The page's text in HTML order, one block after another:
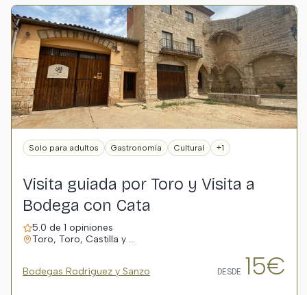
Solo para adultos Gastronomía Cultural +1
Visita guiada por Toro y Visita a
Bodega con Cata
5.0 de 1 opiniones
Toro, Toro, Castilla y …
Bodegas Rodríguez y Sanzo DESDE 15€